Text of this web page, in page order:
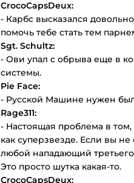
CrocoCapsDeux:
- Карбс высказался
помочь тебе стать тем
Sgt. Schultz:
- Ови упал с обрыва еще в
системы.
Pie Face:
- Русской Машине нужен
Rage311:
- Настоящая проблема в том,
как суперзвезде. Если вы
любой нападающий
Это просто шутка какая-то.
CrocoCapsDeux: